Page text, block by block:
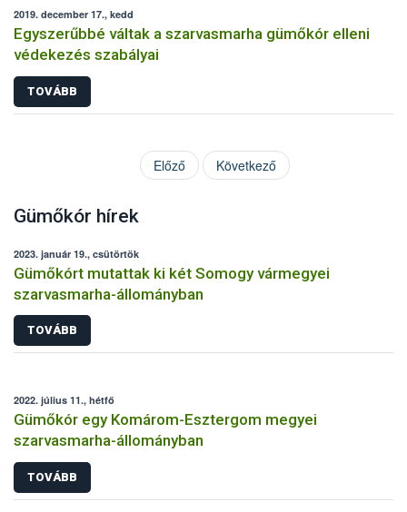
2019. december 17., kedd
Egyszerűbbé váltak a szarvasmarha gümőkór elleni
védekezés szabályai
TOVÁBB
Előző Következő
Gümőkór hírek
2023. január 19., csütörtök
Gümőkórt mutattak ki két Somogy vármegyei
szarvasmarha-állományban
TOVÁBB
2022. július 11., hétfő
Gümőkór egy Komárom-Esztergom megyei
szarvasmarha-állományban
TOVÁBB